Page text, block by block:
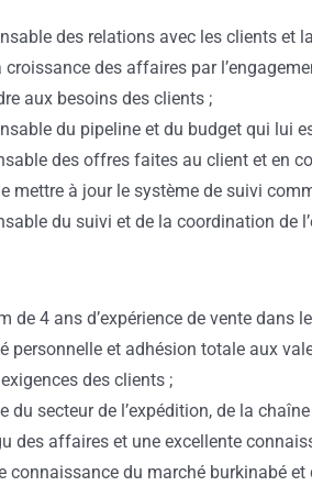
des relations avec les clients et
croissance des affaires par
aux besoins des clients ;
du pipeline et du budget qui lui
des offres faites au client et en
mettre à jour le système de suivi
du suivi et de la coordination de
de 4 ans d’expérience de vente dans
personnelle et adhésion totale aux
des clients ;
du secteur de l’expédition, de la
des affaires et une excellente
connaissance du marché burkinabé